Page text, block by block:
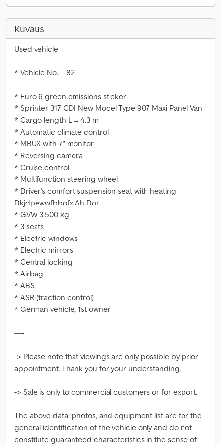
Kuvaus
Used vehicle
* Vehicle No.: - 82
* Euro 6 green emissions sticker
* Sprinter 317 CDI New Model Type 907 Maxi Panel Van
* Cargo length L = 4.3 m
* Automatic climate control
* MBUX with 7" monitor
* Reversing camera
* Cruise control
* Multifunction steering wheel
* Driver's comfort suspension seat with heating
Dkjdpewwfbbofx Ah Dor
* GVW 3,500 kg
* 3 seats
* Electric windows
* Electric mirrors
* Central locking
* Airbag
* ABS
* ASR (traction control)
* German vehicle, 1st owner
----
-> Please note that viewings are only possible by prior
appointment. Thank you for your understanding.
-> Sale is only to commercial customers or for export.
The above data, photos, and equipment list are for the
general identification of the vehicle only and do not
constitute guaranteed characteristics in the sense of